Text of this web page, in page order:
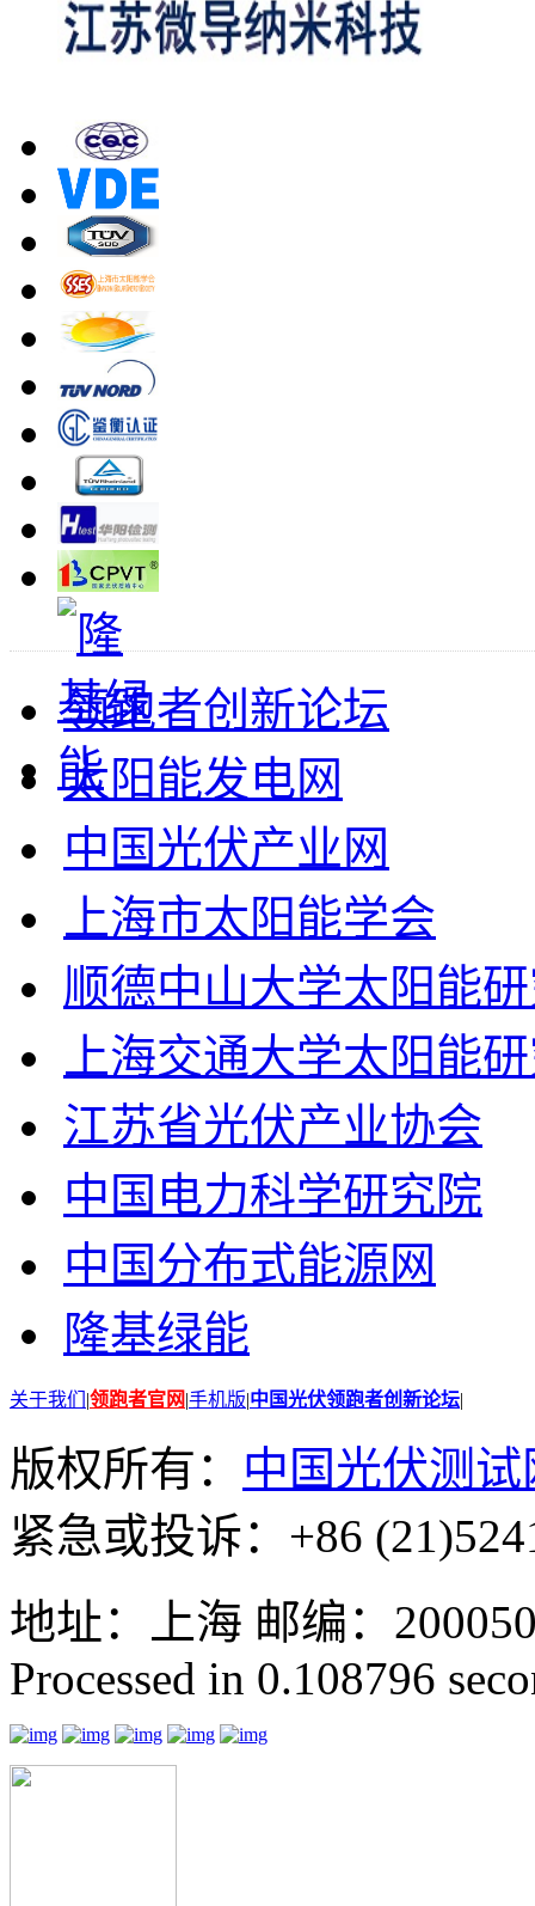
领跑者创新论坛
太阳能发电网
中国光伏产业网
上海市太阳能学会
顺德中山大学太阳能
上海交通大学太阳能
江苏省光伏产业协会
中国电力科学研究院
中国分布式能源网
隆基绿能
关于我们 |领跑者官网|手机版|中国光伏领跑者创新论坛|
版权所有： 中国光伏测试
紧急或投诉：+86
地址：上海 邮编：
Processed in 0.108796